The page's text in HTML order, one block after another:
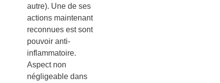
autre). Une de ses
actions maintenant
reconnues est sont
pouvoir anti-
inflammatoire.
Aspect non
négligeable dans